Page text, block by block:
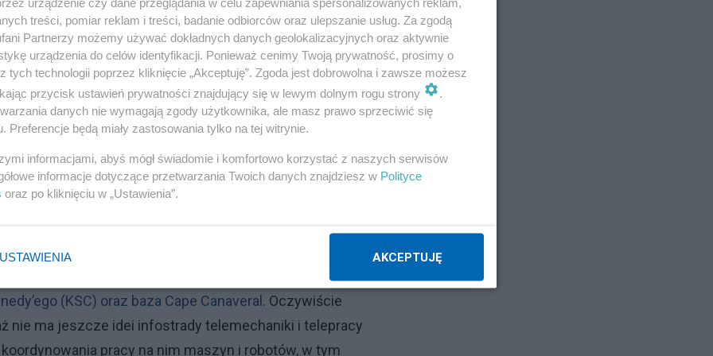
na poprzemysłowych obszarach objętych programem
terenów pod działalność badawczo-
Reklama
są wybrane uwarunkowania fizyczne. W tym
700 ha uzbrojonych terenów pod działalność badawczo-
jej transformacji. Tym razem "łączymy" w idei
w scenariuszu
odpowiedzialna za rozwój infrastruktury biznesowej,
z sektora aerospace. W tym samym stanie znajduje
(KSC) oraz baza Cape Canaveral. Oczywiście
nie ma jeszcze idei infostrady telemechaniki i telepracy
pracy na nim maszyn i robotów, w tym
marek.w
Atej
Napisz notkę
treści, pomiar reklam i treści, badanie odbiorców oraz ulepszanie usług. Za zgodą
Partnerzy możemy używać dokładnych danych geolokalizacyjnych oraz aktywnie
urządzenia do celów identyfikacji. Ponieważ cenimy Twoją prywatność, prosimy o
tych technologii poprzez kliknięcie „Akceptuję”. Zgoda jest dobrowolna i zawsze możesz
przycisk ustawień prywatności znajdujący się w lewym dolnym rogu strony
.
danych nie wymagają zgody użytkownika, ale masz prawo sprzeciwić się
Preferencje będą miały zastosowania tylko na tej witrynie.
informacjami, abyś mógł świadomie i komfortowo korzystać z naszych serwisów
informacje dotyczące przetwarzania Twoich danych znajdziesz w Polityce
oraz po kliknięciu w „Ustawienia”.
USTAWIENIA AKCEPTUJĘ